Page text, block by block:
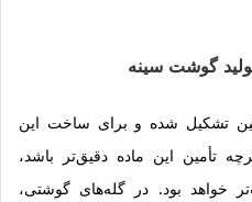
گوشت سینه
تشکیل شده و برای ساخت این
تأمین این ماده دقیق‌تر باشد،
خواهد بود. در گله‌های گوشتی،